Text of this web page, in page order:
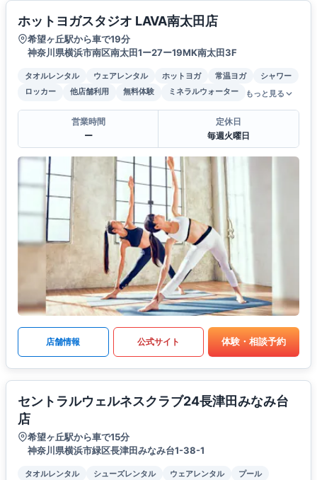
ホットヨガスタジオ LAVA南太田店
希望ヶ丘駅から車で19分
神奈川県横浜市南区南太田1ー27ー19MK南太田3F
タオルレンタル ウェアレンタル ホットヨガ 常温ヨガ
シャワー
ロッカー
他店舗利用 無料体験 ミネラルウォーター もっと見る
営業時間
ー
定休日
毎週火曜日
店舗情報 公式サイト 体験・相談予約
セントラルウェルネスクラブ24長津田みなみ台
店
希望ヶ丘駅から車で15分
神奈川県横浜市緑区長津田みなみ台1-38-1
タオルレンタル シューズレンタル ウェアレンタル プール